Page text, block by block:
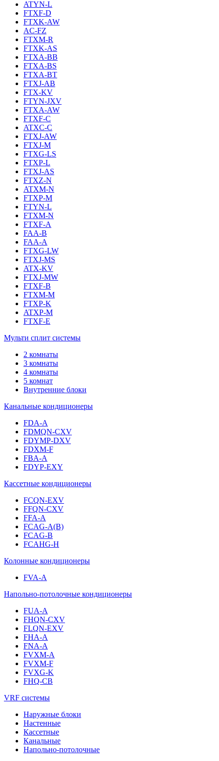
ATYN-L
FTXF-D
FTXK-AW
AC-FZ
FTXM-R
FTXK-AS
FTXA-BB
FTXA-BS
FTXA-BT
FTXJ-AB
FTX-KV
FTYN-JXV
FTXA-AW
FTXF-C
ATXC-C
FTXJ-AW
FTXJ-M
FTXG-LS
FTXP-L
FTXJ-AS
FTXZ-N
ATXM-N
FTXP-M
FTYN-L
FTXM-N
FTXF-A
FAA-B
FAA-A
FTXG-LW
FTXJ-MS
ATX-KV
FTXJ-MW
FTXF-B
FTXM-M
FTXP-K
ATXP-M
FTXF-E
Мульти сплит системы
2 комнаты
3 комнаты
4 комнаты
5 комнат
Внутренние блоки
Канальные кондиционеры
FDA-A
FDMQN-CXV
FDYMP-DXV
FDXM-F
FBA-A
FDYP-EXY
Кассетные кондиционеры
FCQN-EXV
FFQN-CXV
FFA-A
FCAG-A(B)
FCAG-B
FCAHG-H
Колонные кондиционеры
FVA-A
Напольно-потолочные кондиционеры
FUA-A
FHQN-CXV
FLQN-EXV
FHA-A
FNA-A
FVXM-A
FVXM-F
FVXG-K
FHQ-CB
VRF системы
Наружные блоки
Настенные
Кассетные
Канальные
Напольно-потолочные